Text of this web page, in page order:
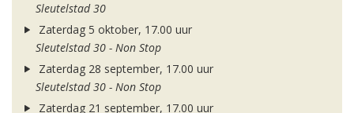
Sleutelstad 30
Zaterdag 5 oktober, 17.00 uur
Sleutelstad 30 - Non Stop
Zaterdag 28 september, 17.00 uur
Sleutelstad 30 - Non Stop
Zaterdag 21 september, 17.00 uur